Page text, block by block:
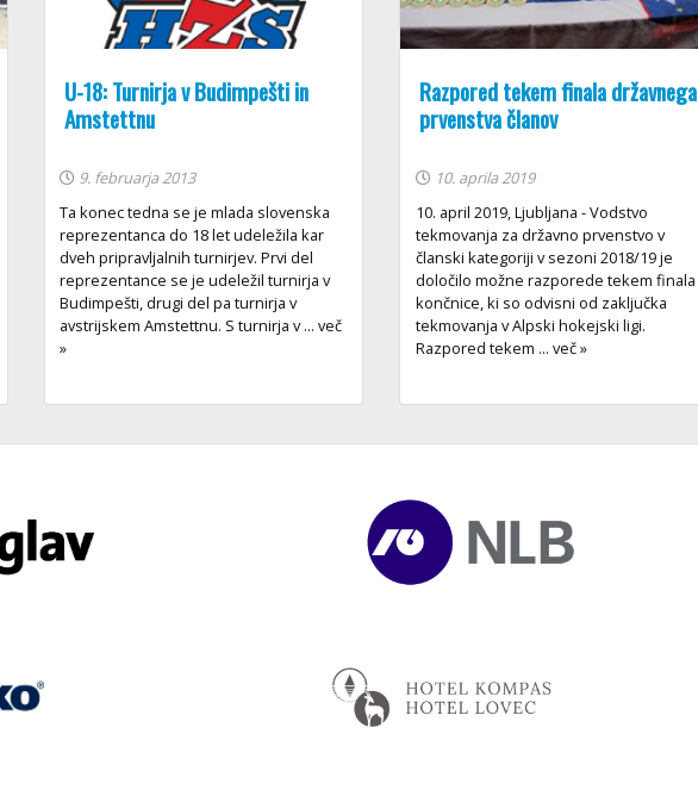
U-18: Turnirja v Budimpešti in
Amstettnu
9. februarja 2013
Ta konec tedna se je mlada slovenska
reprezentanca do 18 let udeležila kar
dveh pripravljalnih turnirjev. Prvi del
reprezentance se je udeležil turnirja v
Budimpešti, drugi del pa turnirja v
avstrijskem Amstettnu. S turnirja v ... več
»
Razpored tekem finala državnega
prvenstva članov
10. aprila 2019
10. april 2019, Ljubljana - Vodstvo
tekmovanja za državno prvenstvo v
članski kategoriji v sezoni 2018/19 je
določilo možne razporede tekem finala
končnice, ki so odvisni od zaključka
tekmovanja v Alpski hokejski ligi.
Razpored tekem ... več »